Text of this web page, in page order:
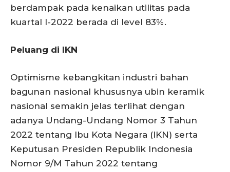
berdampak pada kenaikan utilitas pada
kuartal I-2022 berada di level 83%.
Peluang di IKN
Optimisme kebangkitan industri bahan
bagunan nasional khususnya ubin keramik
nasional semakin jelas terlihat dengan
adanya Undang-Undang Nomor 3 Tahun
2022 tentang Ibu Kota Negara (IKN) serta
Keputusan Presiden Republik Indonesia
Nomor 9/M Tahun 2022 tentang